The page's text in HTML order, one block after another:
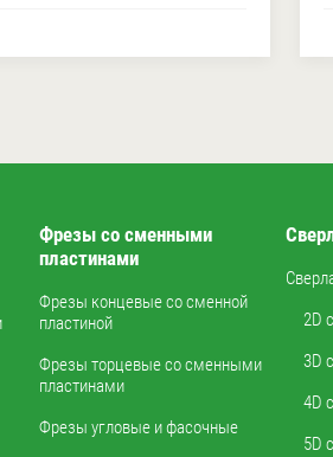
Фрезы со сменными
пластинами
Фрезы концевые со сменной
пластиной
Фрезы торцевые со сменными
пластинами
Фрезы угловые и фасочные
2D
3D
4D
5D